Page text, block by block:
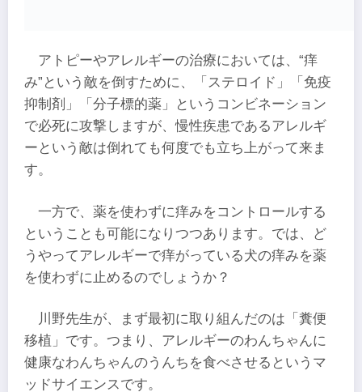
アトピーやアレルギーの治療においては、“痒
み”という敵を倒すために、「ステロイド」「免疫
抑制剤」「分子標的薬」というコンビネーション
で必死に攻撃しますが、慢性疾患であるアレルギ
ーという敵は倒れても何度でも立ち上がって来ま
す。
一方で、薬を使わずに痒みをコントロールする
ということも可能になりつつあります。では、ど
うやってアレルギーで痒がっている犬の痒みを薬
を使わずに止めるのでしょうか？
川野先生が、まず最初に取り組んだのは「糞便
移植」です。つまり、アレルギーのわんちゃんに
健康なわんちゃんのうんちを食べさせるというマ
ッドサイエンスです。